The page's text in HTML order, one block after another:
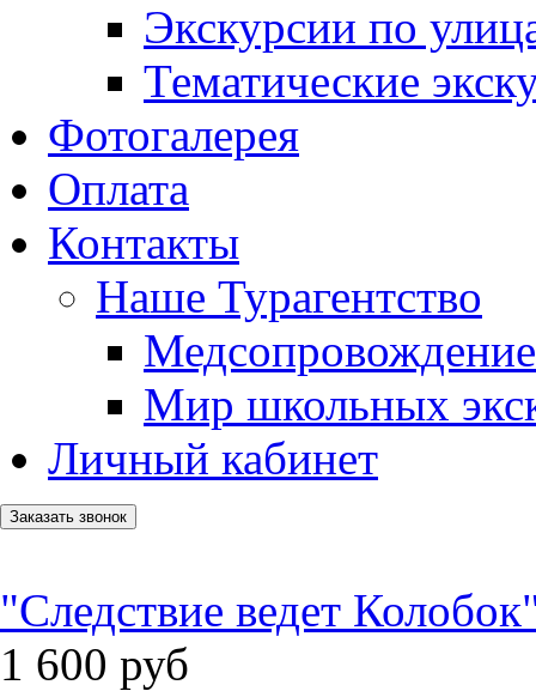
Экскурсии по
Тематические
Фотогалерея
Оплата
Контакты
Наше Турагентство
Медсопровождение
Мир школьных
Личный кабинет
Заказать звонок
"Следствие ведет
1 600 руб